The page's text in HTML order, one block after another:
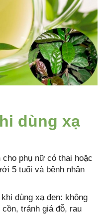
dùng xạ
phụ nữ có thai hoặc
5 tuổi và bệnh nhân
dùng xạ đen: không
tránh giá đỗ, rau